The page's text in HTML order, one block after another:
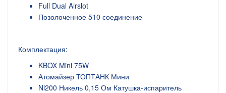
Full Dual Airslot
Позолоченное 510 соединение
Комплектация:
KBOX Mini 75W
Атомайзер ТОПТАНК Мини
Ni200 Никель 0,15 Ом Катушка-испаритель